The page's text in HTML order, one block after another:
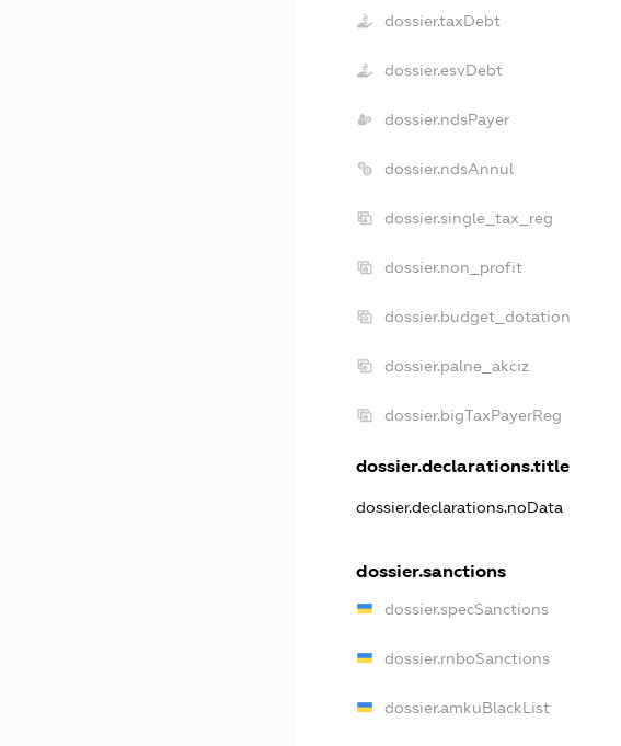
dossier.taxDebt
dossier.esvDebt
dossier.ndsPayer
dossier.ndsAnnul
dossier.single_tax_reg
dossier.non_profit
dossier.budget_dotation
dossier.palne_akciz
dossier.bigTaxPayerReg
dossier.declarations.title
dossier.declarations.noData
dossier.sanctions
dossier.specSanctions
dossier.rnboSanctions
dossier.amkuBlackList